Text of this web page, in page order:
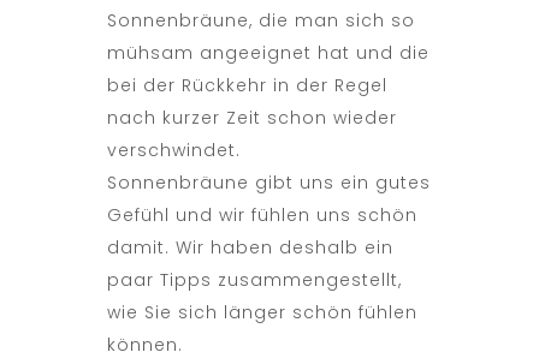
Sonnenbräune, die man sich so
mühsam angeeignet hat und die
bei der Rückkehr in der Regel
nach kurzer Zeit schon wieder
verschwindet.
Sonnenbräune gibt uns ein gutes
Gefühl und wir fühlen uns schön
damit. Wir haben deshalb ein
paar Tipps zusammengestellt,
wie Sie sich länger schön fühlen
können.